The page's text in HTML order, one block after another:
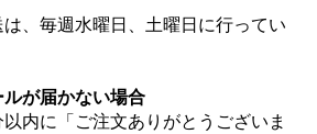
、毎週水曜日、土曜日に行ってい
が届かない場合
内に「ご注文ありがとうございま